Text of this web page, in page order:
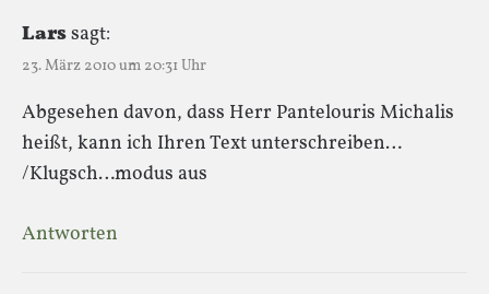
Larssagt:
23. März 2010 um 20:31 Uhr
Abgesehen davon, dass Herr Pantelouris Michalis
heißt, kann ich Ihren Text unterschreiben…
/Klugsch…modus aus
Antworten